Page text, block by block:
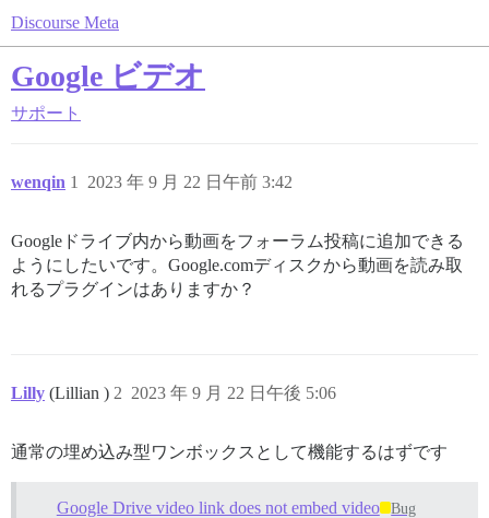
Discourse Meta
Google ビデオ
サポート
wenqin 2023 年 9 月 22 日午前 3:42
1
Googleドライブ内から動画をフォーラム投稿に追加できる
ようにしたいです。Google.comディスクから動画を読み取
れるプラグインはありますか？
Lilly (Lillian ) 2023 年 9 月 22 日午後 5:06
2
通常の埋め込み型ワンボックスとして機能するはずです
Google Drive video link does not embed video Bug